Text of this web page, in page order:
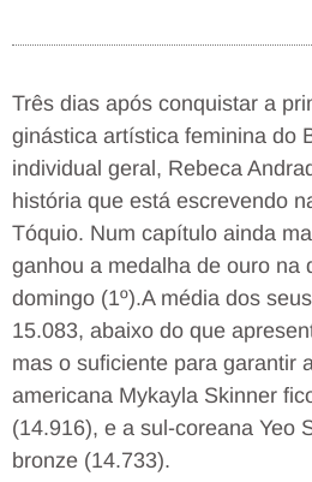
Três dias após conquistar a
ginástica artística feminina do
individual geral, Rebeca
história que está escrevendo
Tóquio. Num capítulo ainda
ganhou a medalha de ouro na
domingo (1º).A média dos
15.083, abaixo do que
mas o suficiente para garantir
americana Mykayla Skinner
(14.916), e a sul-coreana Yeo
bronze (14.733).